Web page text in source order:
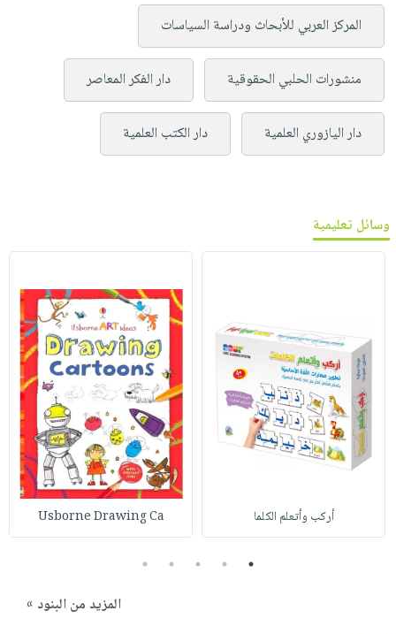
المركز العربي للأبحاث ودراسة السياسات
منشورات الحلبي الحقوقية دار الفكر المعاصر
دار اليازوري العلمية دار الكتب العلمية
وسائل تعليمية
أركب وأتعلم الكلما Usborne Drawing Ca
1
2
3
4
5
المزيد من البنود »